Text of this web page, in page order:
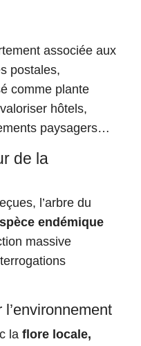
associée aux
postales,
comme plante
hôtels,
paysagers…
de la
l’arbre du
endémique
massive
la flore locale,